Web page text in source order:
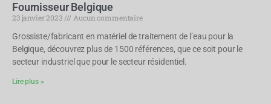
Fournisseur Belgique
23 janvier 2023
Aucun commentaire
Grossiste/fabricant en matériel de traitement de l’eau pour la
Belgique, découvrez plus de 1500 références, que ce soit pour le
secteur industriel que pour le secteur résidentiel.
Lire plus »